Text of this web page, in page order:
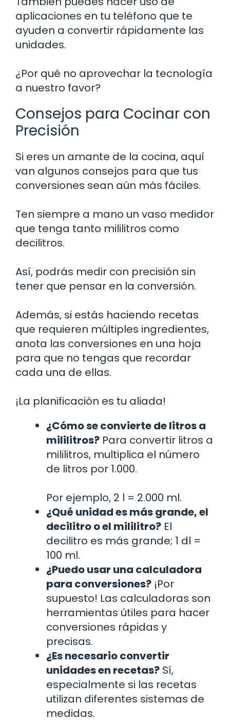
aplicaciones en tu teléfono que te
ayuden a convertir rápidamente las
unidades.
¿Por qué no aprovechar la tecnología
a nuestro favor?
Consejos para Cocinar con
Precisión
Si eres un amante de la cocina, aquí
van algunos consejos para que tus
conversiones sean aún más fáciles.
Ten siempre a mano un vaso medidor
que tenga tanto mililitros como
decilitros.
Así, podrás medir con precisión sin
tener que pensar en la conversión.
Además, si estás haciendo recetas
que requieren múltiples ingredientes,
anota las conversiones en una hoja
para que no tengas que recordar
cada una de ellas.
¡La planificación es tu aliada!
¿Cómo se convierte de litros a
mililitros? Para convertir litros a
mililitros, multiplica el número
de litros por 1.000.
Por ejemplo, 2 l = 2.000 ml.
¿Qué unidad es más grande, el
decilitro o el mililitro? El
decilitro es más grande; 1 dl =
100 ml.
¿Puedo usar una calculadora
para conversiones? ¡Por
supuesto! Las calculadoras son
herramientas útiles para hacer
conversiones rápidas y
precisas.
¿Es necesario convertir
unidades en recetas? Sí,
especialmente si las recetas
utilizan diferentes sistemas de
medidas.